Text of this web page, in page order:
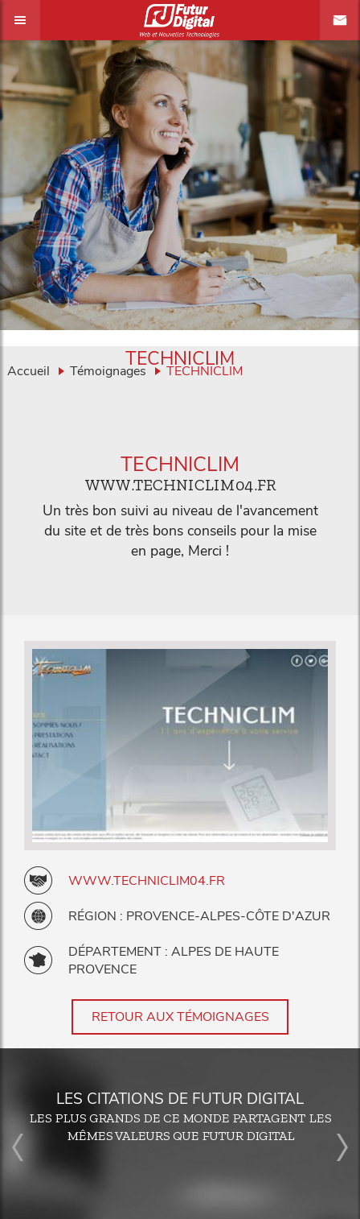
Accueil Témoignages TECHNICLIM
TECHNICLIM
TECHNICLIM
WWW.TECHNICLIM04.FR
Un très bon suivi au niveau de l'avancement
du site et de très bons conseils pour la mise
en page, Merci !
WWW.TECHNICLIM04.FR
RÉGION : PROVENCE-ALPES-CÔTE D'AZUR
DÉPARTEMENT : ALPES DE HAUTE
PROVENCE
RETOUR AUX TÉMOIGNAGES
LES CITATIONS DE FUTUR DIGITAL
LES PLUS GRANDS DE CE MONDE PARTAGENT LES
MÊMES VALEURS QUE FUTUR DIGITAL